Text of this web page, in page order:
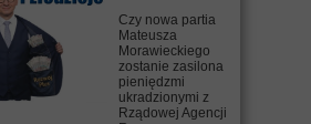
Czy nowa partia
Mateusza
Morawieckiego
zostanie zasilona
pieniędzmi
ukradzionymi z
Rządowej Agencji